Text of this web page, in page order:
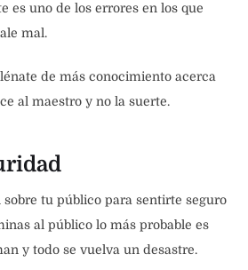
es uno de los errores en los que
mal.
de más conocimiento acerca
al maestro y no la suerte.
tu público para sentirte seguro
al público lo más probable es
y todo se vuelva un desastre.